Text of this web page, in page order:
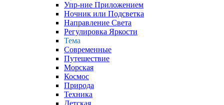
Упр-ние Приложением
Ночник или Подсветка
Направление Света
Регулировка Яркости
Тема
Современные
Путешествие
Морская
Космос
Природа
Техника
Детская